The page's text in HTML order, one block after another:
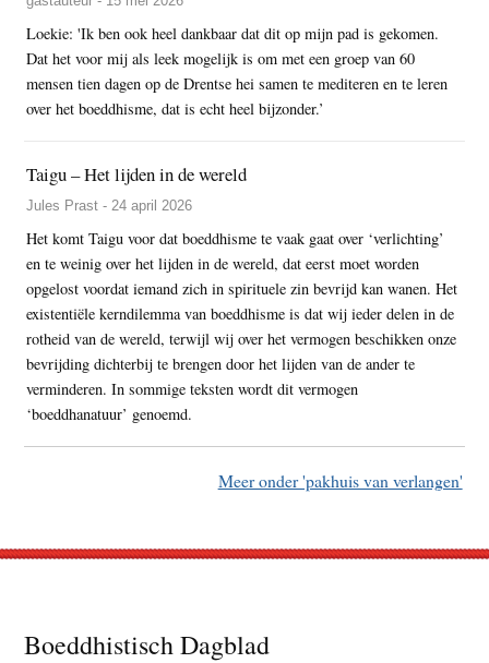
Loekie: 'Ik ben ook heel dankbaar dat dit op mijn pad is gekomen.
Dat het voor mij als leek mogelijk is om met een groep van 60
mensen tien dagen op de Drentse hei samen te mediteren en te leren
over het boeddhisme, dat is echt heel bijzonder.’
Taigu – Het lijden in de wereld
Jules Prast - 24 april 2026
Het komt Taigu voor dat boeddhisme te vaak gaat over ‘verlichting’
en te weinig over het lijden in de wereld, dat eerst moet worden
opgelost voordat iemand zich in spirituele zin bevrijd kan wanen. Het
existentiële kerndilemma van boeddhisme is dat wij ieder delen in de
rotheid van de wereld, terwijl wij over het vermogen beschikken onze
bevrijding dichterbij te brengen door het lijden van de ander te
verminderen. In sommige teksten wordt dit vermogen
‘boeddhanatuur’ genoemd.
Meer onder 'pakhuis van verlangen'
Footer
Boeddhistisch Dagblad